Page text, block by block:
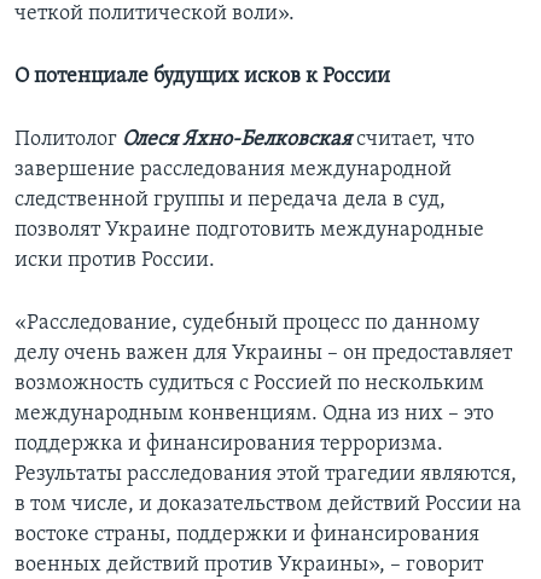
четкой политической воли».
О потенциале будущих исков к России
Политолог Олеся Яхно-Белковскаясчитает, что
завершение расследования международной
следственной группы и передача дела в суд,
позволят Украине подготовить международные
иски против России.
«Расследование, судебный процесс по данному
делу очень важен для Украины – он предоставляет
возможность судиться с Россией по нескольким
международным конвенциям. Одна из них – это
поддержка и финансирования терроризма.
Результаты расследования этой трагедии являются,
в том числе, и доказательством действий России на
востоке страны, поддержки и финансирования
военных действий против Украины», – говорит